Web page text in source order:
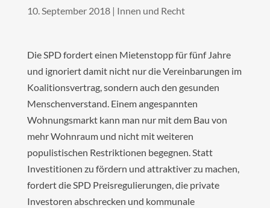
10. September 2018| Innen und Recht
Die SPD fordert einen Mietenstopp für fünf Jahre
und ignoriert damit nicht nur die Vereinbarungen im
Koalitionsvertrag, sondern auch den gesunden
Menschenverstand. Einem angespannten
Wohnungsmarkt kann man nur mit dem Bau von
mehr Wohnraum und nicht mit weiteren
populistischen Restriktionen begegnen. Statt
Investitionen zu fördern und attraktiver zu machen,
fordert die SPD Preisregulierungen, die private
Investoren abschrecken und kommunale